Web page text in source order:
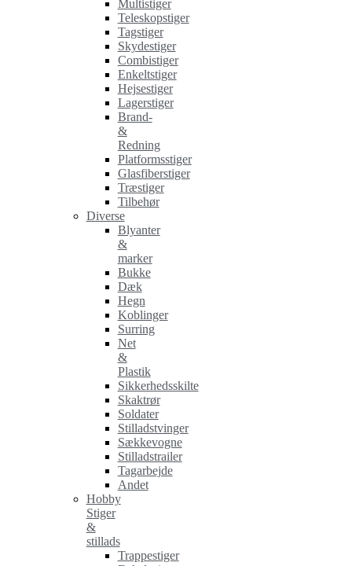
Multistiger
Teleskopstiger
Tagstiger
Skydestiger
Combistiger
Enkeltstiger
Hejsestiger
Lagerstiger
Brand-
&
Redning
Platformsstiger
Glasfiberstiger
Træstiger
Tilbehør
Diverse
Blyanter
&
marker
Bukke
Dæk
Hegn
Koblinger
Surring
Net
&
Plastik
Sikkerhedsskilte
Skaktrør
Soldater
Stilladstvinger
Sækkevogne
Stilladstrailer
Tagarbejde
Andet
Hobby
Stiger
&
stillads
Trappestiger